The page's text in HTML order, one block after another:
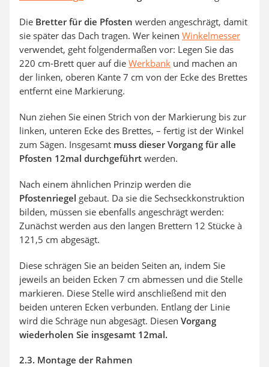
Die Bretter für die Pfosten werden angeschrägt, damit
sie später das Dach tragen. Wer keinen Winkelmesser
verwendet, geht folgendermaßen vor: Legen Sie das
220 cm-Brett quer auf die Werkbank und machen an
der linken, oberen Kante 7 cm von der Ecke des Brettes
entfernt eine Markierung.
Nun ziehen Sie einen Strich von der Markierung bis zur
linken, unteren Ecke des Brettes, – fertig ist der Winkel
zum Sägen. Insgesamt muss dieser Vorgang für alle
Pfosten 12mal durchgeführt werden.
Nach einem ähnlichen Prinzip werden die
Pfostenriegel gebaut. Da sie die Sechseckkonstruktion
bilden, müssen sie ebenfalls angeschrägt werden:
Zunächst werden aus den langen Brettern 12 Stücke à
121,5 cm abgesägt.
Diese schrägen Sie an beiden Seiten an, indem Sie
jeweils an beiden Ecken 7 cm abmessen und die Stelle
markieren. Diese Stelle wird anschließend mit den
beiden unteren Ecken verbunden. Entlang der Linie
wird die Schräge nun abgesägt. Diesen Vorgang
wiederholen Sie insgesamt 12mal.
2.3. Montage der Rahmen